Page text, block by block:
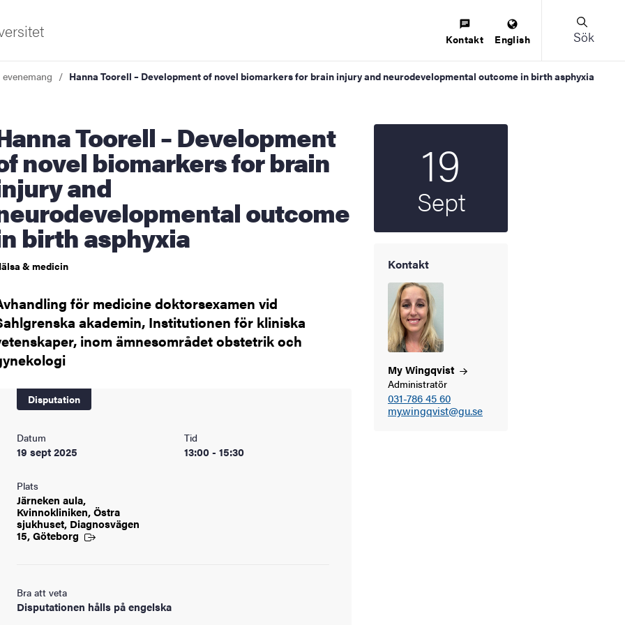
innovation
Kontakt English Sök
Hanna Toorell – Development of novel biomarkers for brain injury and neurodevelopmental outcome in birth asphyxia
novel biomarkers for brain
and
outcome
birth asphyxia
& medicin
för medicine doktorsexamen vid
akademin, Institutionen för kliniska
inom ämnesområdet obstetrik och
Disputation
Datum
19 sept 2025
Tid
13:00 - 15:30
Plats
Järneken aula,
Kvinnokliniken, Östra
sjukhuset, Diagnosvägen
15, Göteborg
Bra att veta
Disputationen hålls på engelska
19
Sept
Kontakt
MyWingqvist
Administratör
031-786 45 60
my.wingqvist@gu.se